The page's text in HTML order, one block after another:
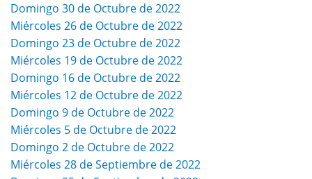
Domingo 30 de Octubre de 2022
Miércoles 26 de Octubre de 2022
Domingo 23 de Octubre de 2022
Miércoles 19 de Octubre de 2022
Domingo 16 de Octubre de 2022
Miércoles 12 de Octubre de 2022
Domingo 9 de Octubre de 2022
Miércoles 5 de Octubre de 2022
Domingo 2 de Octubre de 2022
Miércoles 28 de Septiembre de 2022